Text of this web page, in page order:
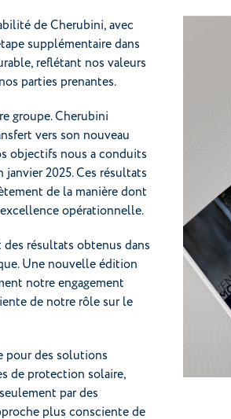
de Cherubini, avec
supplémentaire dans
reflétant nos valeurs
parties prenantes.
groupe. Cherubini
vers son nouveau
objectifs nous a conduits
2025. Ces résultats
de la manière dont
opérationnelle.
résultats obtenus dans
Une nouvelle édition
notre engagement
de notre rôle sur le
pour des solutions
de protection solaire,
par des
plus consciente de